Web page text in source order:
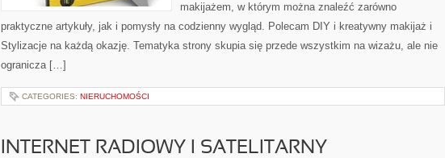
makijażem, w którym można znaleźć zarówno
praktyczne artykuły, jak i pomysły na codzienny wygląd. Polecam DIY i kreatywny makijaż i
Stylizacje na każdą okazję. Tematyka strony skupia się przede wszystkim na wizażu, ale nie
ogranicza […]
CATEGORIES: NIERUCHOMOŚCI
INTERNET RADIOWY I SATELITARNY